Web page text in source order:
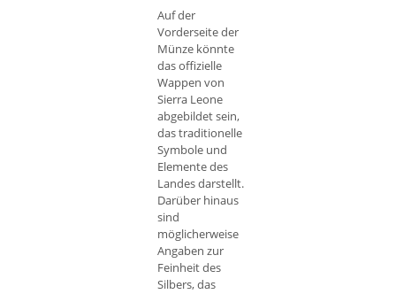
Auf der
Vorderseite der
Münze könnte
das offizielle
Wappen von
Sierra Leone
abgebildet sein,
das traditionelle
Symbole und
Elemente des
Landes darstellt.
Darüber hinaus
sind
möglicherweise
Angaben zur
Feinheit des
Silbers, das